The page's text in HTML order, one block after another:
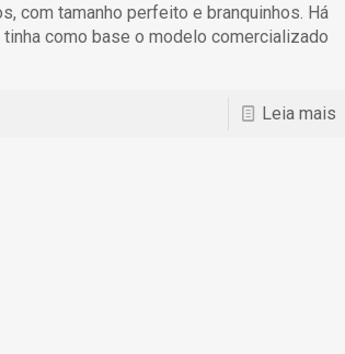
com tamanho perfeito e branquinhos. Há
como base o modelo comercializado
Leia mais